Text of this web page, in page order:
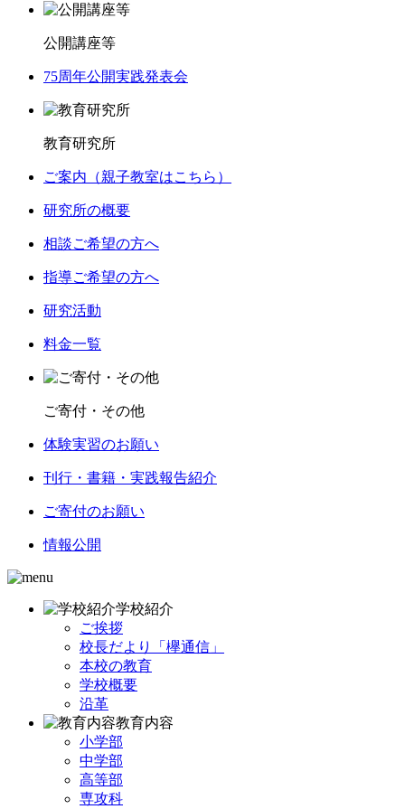
公開講座等
75周年公開実践発表会
教育研究所
ご案内（親子教室はこちら）
研究所の概要
相談ご希望の方へ
指導ご希望の方へ
研究活動
料金一覧
ご寄付・その他
体験実習のお願い
刊行・書籍・実践報告紹介
ご寄付のお願い
情報公開
学校紹介
ご挨拶
校長だより「欅通信」
本校の教育
学校概要
沿革
教育内容
小学部
中学部
高等部
専攻科